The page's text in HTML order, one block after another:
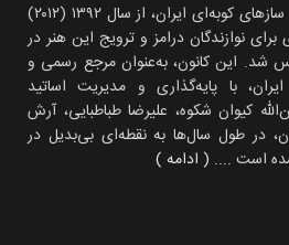
ایرانین درامر، نخستین کانون سازهای کوبه‌ای ایران، از سال ۱۳۹۲ (۲۰۱۲)
نوازندگان درامز و ترویج این هنر در
شد. این کانون، به‌عنوان مرجع رسمی و
با پایه‌گذاری و مدیریت اساتید
کیوان شکوه، علیرضا طباطبایی، آرش
در طول سال‌ها به نقطه‌ای بی‌بدیل در
است .... ( ادامه )